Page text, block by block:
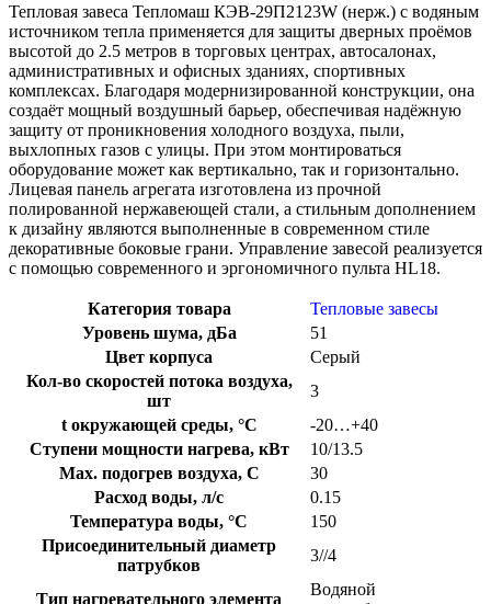
Тепловая завеса Тепломаш КЭВ-29П2123W (нерж.) с водяным
источником тепла применяется для защиты дверных проёмов
высотой до 2.5 метров в торговых центрах, автосалонах,
административных и офисных зданиях, спортивных
комплексах. Благодаря модернизированной конструкции, она
создаёт мощный воздушный барьер, обеспечивая надёжную
защиту от проникновения холодного воздуха, пыли,
выхлопных газов с улицы. При этом монтироваться
оборудование может как вертикально, так и горизонтально.
Лицевая панель агрегата изготовлена из прочной
полированной нержавеющей стали, а стильным дополнением
к дизайну являются выполненные в современном стиле
декоративные боковые грани. Управление завесой реализуется
с помощью современного и эргономичного пульта HL18.
Категория товара
Тепловые завесы
Уровень шума, дБа
51
Цвет корпуса
Серый
Кол-во скоростей потока воздуха,
шт
3
t окружающей среды, °C
-20…+40
Ступени мощности нагрева, кВт
10/13.5
Max. подогрев воздуха, C
30
Расход воды, л/с
0.15
Температура воды, °С
150
Присоединительный диаметр
патрубков
3//4
Тип нагревательного элемента
Водяной